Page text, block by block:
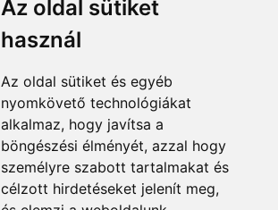
Az oldal sütiket
használ
Az oldal sütiket és egyéb
nyomkövető technológiákat
alkalmaz, hogy javítsa a
böngészési élményét, azzal hogy
személyre szabott tartalmakat és
célzott hirdetéseket jelenít meg,